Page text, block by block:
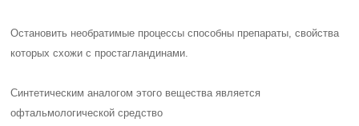
Остановить необратимые процессы способны препараты, свойства
которых схожи с простагландинами.
Синтетическим аналогом этого вещества является
офтальмологической средство